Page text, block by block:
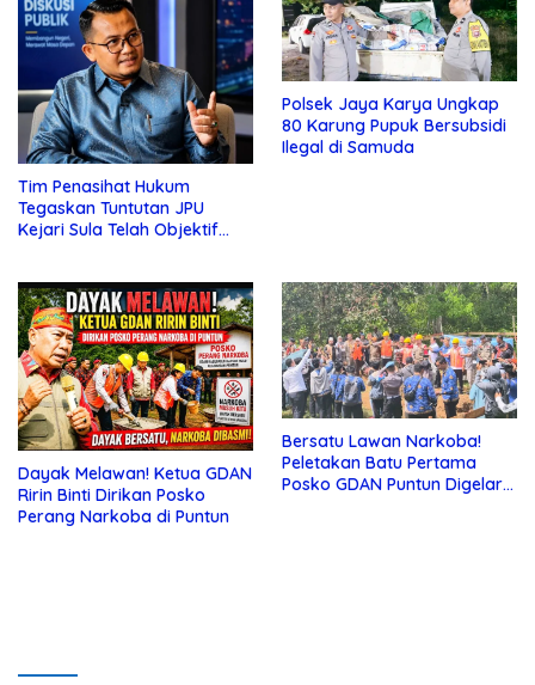
Tim Penasihat Hukum
Tegaskan Tuntutan JPU
Kejari Sula Telah Objektif
Polsek Jaya Karya Ungkap
80 Karung Pupuk Bersubsidi
Ilegal di Samuda
Dayak Melawan! Ketua GDAN
Ririn Binti Dirikan Posko
Perang Narkoba di Puntun
Bersatu Lawan Narkoba!
Peletakan Batu Pertama
Posko GDAN Puntun Digelar 1